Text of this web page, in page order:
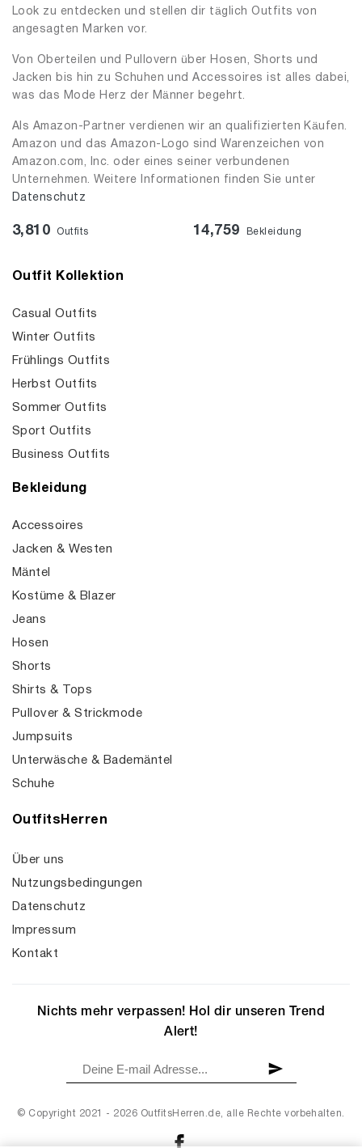
Look zu entdecken und stellen dir täglich Outfits von
angesagten Marken vor.
Von Oberteilen und Pullovern über Hosen, Shorts und
Jacken bis hin zu Schuhen und Accessoires ist alles dabei,
was das Mode Herz der Männer begehrt.
Als Amazon-Partner verdienen wir an qualifizierten Käufen.
Amazon und das Amazon-Logo sind Warenzeichen von
Amazon.com, Inc. oder eines seiner verbundenen
Unternehmen. Weitere Informationen finden Sie unter
Datenschutz
3,810 Outfits 14,759 Bekleidung
Outfit Kollektion
Casual Outfits
Winter Outfits
Frühlings Outfits
Herbst Outfits
Sommer Outfits
Sport Outfits
Business Outfits
Bekleidung
Accessoires
Jacken & Westen
Mäntel
Kostüme & Blazer
Jeans
Hosen
Shorts
Shirts & Tops
Pullover & Strickmode
Jumpsuits
Unterwäsche & Bademäntel
Schuhe
OutfitsHerren
Über uns
Nutzungsbedingungen
Datenschutz
Impressum
Kontakt
© Copyright 2021 - 2026 OutfitsHerren.de, alle Rechte vorbehalten.
Nichts mehr verpassen! Hol dir unseren Trend
Alert!